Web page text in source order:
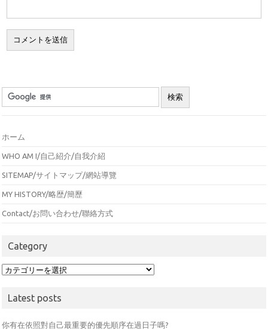
ホーム
WHO AM I/自己紹介/自我介紹
SITEMAP/サイトマップ/網站導覽
MY HISTORY/略歴/簡歷
Contact/お問い合わせ/聯絡方式
Category
Category
Latest posts
你有在依照對自己最重要的優先順序在過日子嗎?